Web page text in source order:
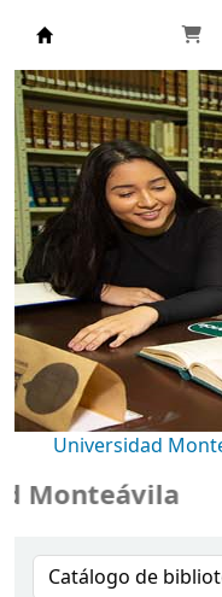
Biblioteca
Universidad